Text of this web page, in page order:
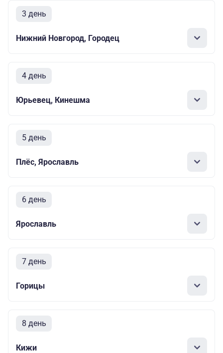
3 день
Нижний Новгород, Городец
4 день
Юрьевец, Кинешма
5 день
Плёс, Ярославль
6 день
Ярославль
7 день
Горицы
8 день
Кижи